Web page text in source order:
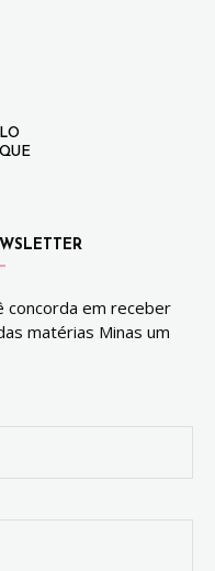
concorda em receber
matérias Minas um